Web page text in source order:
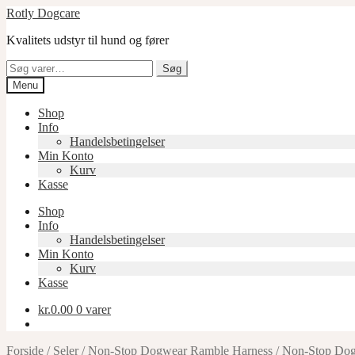
Spring
navigation
Spring
indhold
Rotly Dogcare
Kvalitets udstyr til hund og fører
Søg
efter:
Søg
Menu
Shop
Info
Handelsbetingelser
Min Konto
Kurv
Kasse
Shop
Info
Handelsbetingelser
Min Konto
Kurv
Kasse
kr.0.00 0 varer
Forside / Seler/Non-Stop Dogwear Ramble Harness /Non-Stop